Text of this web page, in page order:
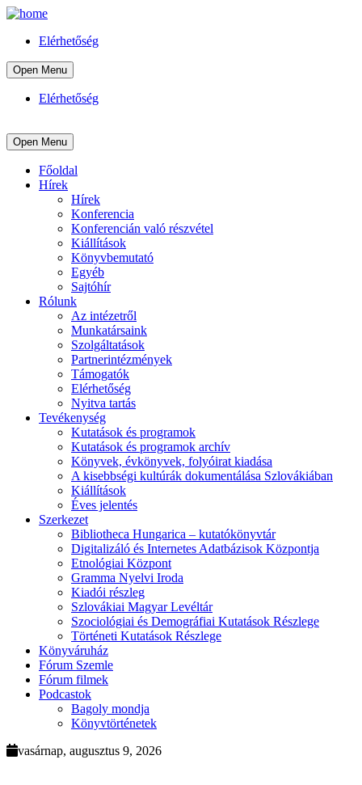
Elérhetőség
Open Menu
Elérhetőség
Open Menu
Főoldal
Hírek
Hírek
Konferencia
Konferencián való részvétel
Kiállítások
Könyvbemutató
Egyéb
Sajtóhír
Rólunk
Az intézetről
Munkatársaink
Szolgáltatások
Partnerintézmények
Támogatók
Elérhetőség
Nyitva tartás
Tevékenység
Kutatások és programok
Kutatások és programok archív
Könyvek, évkönyvek, folyóirat kiadása
A kisebbségi kultúrák dokumentálása Szlovákiában
Kiállítások
Éves jelentés
Szerkezet
Bibliotheca Hungarica – kutatókönyvtár
Digitalizáló és Internetes Adatbázisok Központja
Etnológiai Központ
Gramma Nyelvi Iroda
Kiadói részleg
Szlovákiai Magyar Levéltár
Szociológiai és Demográfiai Kutatások Részlege
Történeti Kutatások Részlege
Könyváruház
Fórum Szemle
Fórum filmek
Podcastok
Bagoly mondja
Könyvtörténetek
vasárnap, augusztus 9, 2026